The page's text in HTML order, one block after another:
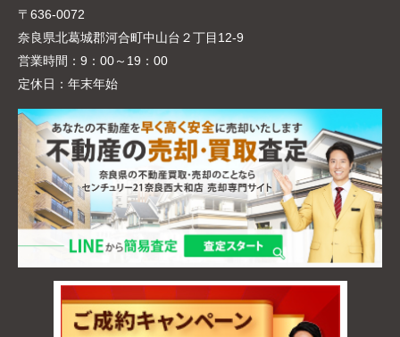
〒636-0072
奈良県北葛城郡河合町中山台２丁目12-9
営業時間： 9：00～19：00
定休日： 年末年始